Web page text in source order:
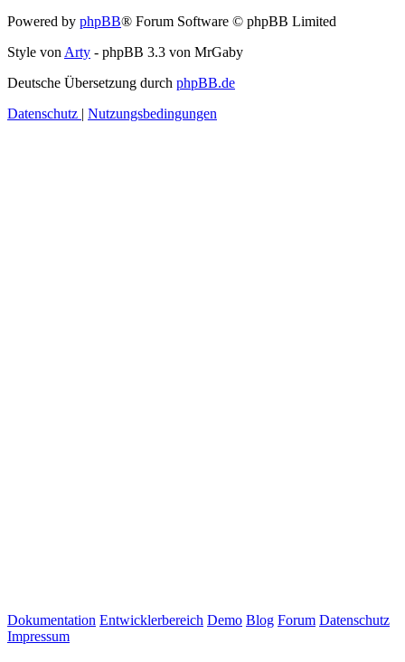
Powered by phpBB® Forum Software © phpBB Limited
Style vonArty - phpBB 3.3 von MrGaby
Deutsche Übersetzung durch phpBB.de
Datenschutz | Nutzungsbedingungen
Dokumentation Entwicklerbereich Demo Blog Forum Datenschutz
Impressum